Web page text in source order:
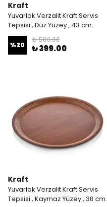
Kraft
Yuvarlak Verzalit Kraft Servis
Tepsisi , Düz Yüzey , 43 cm.
%20
₺ 500.00
₺ 399.00
Kraft
Yuvarlak Verzalit Kraft Servis
Tepsisi , Kaymaz Yüzey , 38 cm.